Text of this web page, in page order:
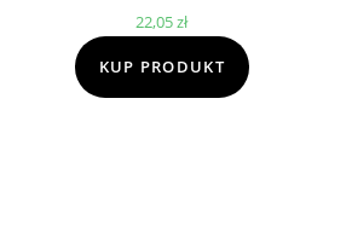
22,05zł
KUP PRODUKT